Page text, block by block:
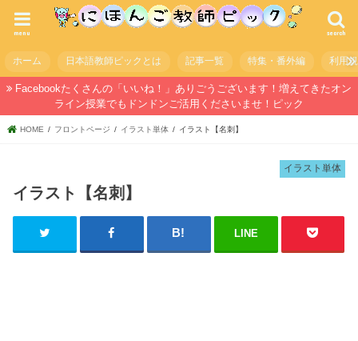
search
menu
ホーム 日本語教師ピックとは 記事一覧 特集・番外編 利用
Facebookたくさんの「いいね！」ありごうございます！増えてきたオン
ライン授業でもドンドンご活用くださいませ！ピック
HOME フロントページ イラスト単体 イラスト【名刺】
イラスト単体
イラスト【名刺】
LINE